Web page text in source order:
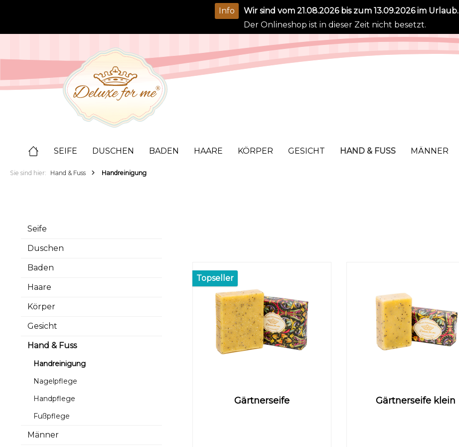
Info
Wir sind vom 21.08.2026 bis zum 13.09.2026 im Urlaub.
Der Onlineshop ist in dieser Zeit nicht besetzt.
SEIFE DUSCHEN BADEN HAARE KÖRPER GESICHT HAND & FUSS MÄNNER
Sie sind hier: Hand & Fuss Handreinigung
Seife
Duschen
Baden
Haare
Körper
Gesicht
Hand & Fuss
Handreinigung
Nagelpflege
Handpflege
Fußpflege
Männer
Topseller
Gärtnerseife Gärtnerseife klein